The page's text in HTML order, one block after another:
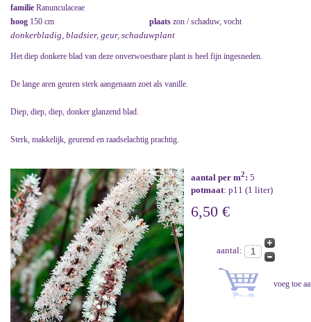
familie Ranunculaceae
hoog 150 cm plaats zon / schaduw, vocht
donkerbladig, bladsier, geur, schaduwplant
Het diep donkere blad van deze onverwoestbare plant is heel fijn ingesneden.
De lange aren geuren sterk aangenaam zoet als vanille.
Diep, diep, diep, donker glanzend blad.
Sterk, makkelijk, geurend en raadselachtig prachtig.
aantal per m2: 5
potmaat: p11 (1 liter)
6,50 €
aantal: